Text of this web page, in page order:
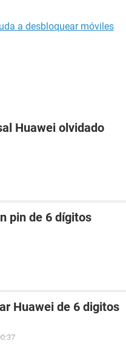
a desbloquear móviles
Huawei olvidado
pin de 6 dígitos
Huawei de 6 digitos